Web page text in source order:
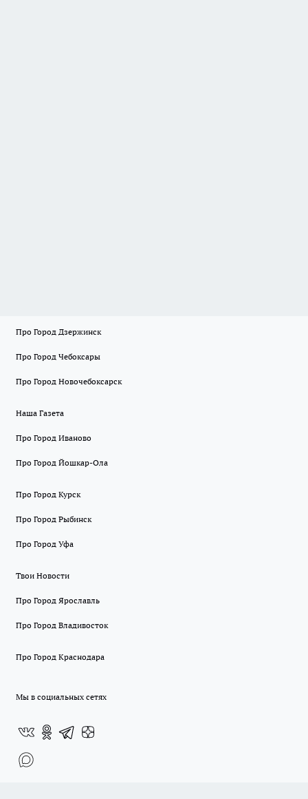
Про Город Дзержинск
Про Город Чебоксары
Про Город Новочебоксарск
Наша Газета
Про Город Иваново
Про Город Йошкар-Ола
Про Город Курск
Про Город Рыбинск
Про Город Уфа
Твои Новости
Про Город Ярославль
Про Город Владивосток
Про Город Краснодара
Мы в социальных сетях